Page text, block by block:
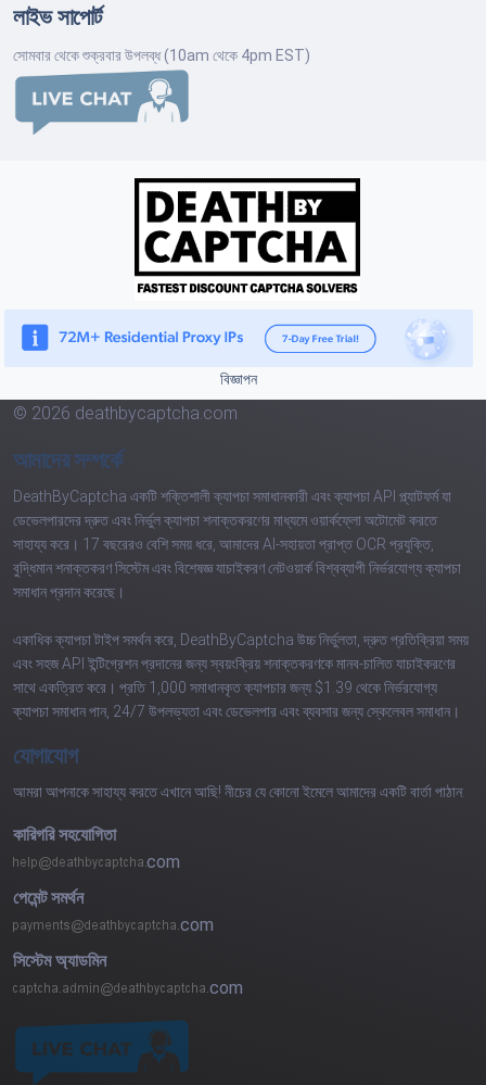
লাইভ সাপোর্ট
সোমবার থেকে শুক্রবার উপলব্ধ (10am থেকে 4pm EST)
বিজ্ঞাপন
© 2026 deathbycaptcha.com
আমাদের সম্পর্কে
DeathByCaptcha একটি শক্তিশালী ক্যাপচা সমাধানকারী এবং ক্যাপচা API প্ল্যাটফর্ম যা
ডেভেলপারদের দ্রুত এবং নির্ভুল ক্যাপচা শনাক্তকরণের মাধ্যমে ওয়ার্কফ্লো অটোমেট করতে
সাহায্য করে। 17 বছরেরও বেশি সময় ধরে, আমাদের AI-সহায়তা প্রাপ্ত OCR প্রযুক্তি,
বুদ্ধিমান শনাক্তকরণ সিস্টেম এবং বিশেষজ্ঞ যাচাইকরণ নেটওয়ার্ক বিশ্বব্যাপী নির্ভরযোগ্য ক্যাপচা
সমাধান প্রদান করেছে।
একাধিক ক্যাপচা টাইপ সমর্থন করে, DeathByCaptcha উচ্চ নির্ভুলতা, দ্রুত প্রতিক্রিয়া সময়
এবং সহজ API ইন্টিগ্রেশন প্রদানের জন্য স্বয়ংক্রিয় শনাক্তকরণকে মানব-চালিত যাচাইকরণের
সাথে একত্রিত করে। প্রতি 1,000 সমাধানকৃত ক্যাপচার জন্য $1.39 থেকে নির্ভরযোগ্য
ক্যাপচা সমাধান পান, 24/7 উপলভ্যতা এবং ডেভেলপার এবং ব্যবসার জন্য স্কেলেবল সমাধান।
যোগাযোগ
আমরা আপনাকে সাহায্য করতে এখানে আছি! নীচের যে কোনো ইমেলে আমাদের একটি বার্তা পাঠান:
কারিগরি সহযোগিতা
com
পেমেন্ট সমর্থন
com
সিস্টেম অ্যাডমিন
com